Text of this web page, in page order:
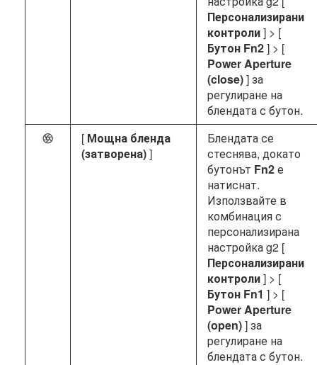
Персонализирани
контроли] > [
Бутон Fn2] > [
Power Aperture
(close)] за
регулиране на
блендата с бутон.
q [ Мощна бленда
(затворена)]
Блендата се
стеснява, докато
бутонът Fn2е
натиснат.
Използвайте в
комбинация с
персонализирана
настройка g2 [
Персонализирани
контроли] > [
Бутон Fn1 ] > [
Power Aperture
(open)] за
регулиране на
блендата с бутон.